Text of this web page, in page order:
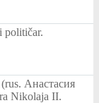
političar.
Анастасия
Nikolaja II.